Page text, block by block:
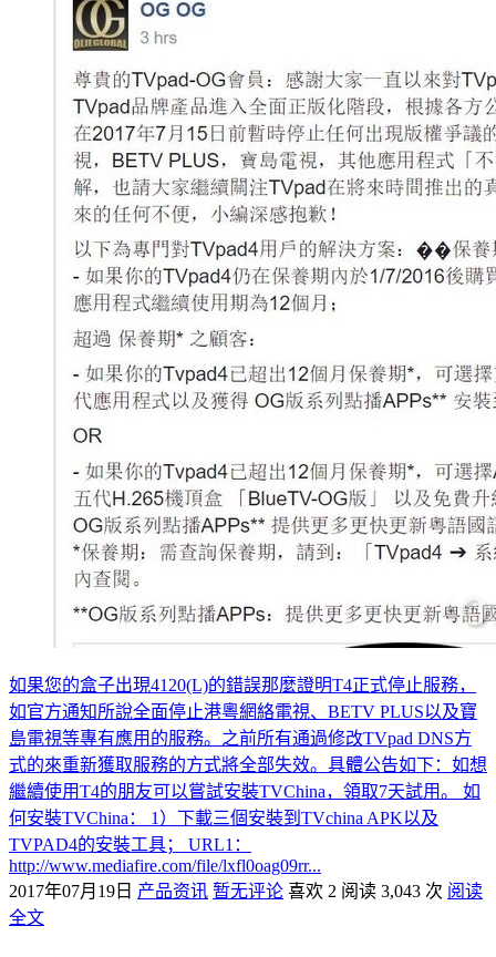
如果您的盒子出現4120(L)的錯誤那麼證明T4正式停止服務，
如官方通知所說全面停止港粵網絡電視、BETV PLUS以及寶
島電視等專有應用的服務。之前所有通過修改TVpad DNS方
式的來重新獲取服務的方式將全部失效。具體公告如下：如想
繼續使用T4的朋友可以嘗試安裝TVChina，領取7天試用。 如
何安裝TVChina： 1）下載三個安裝到TVchina APK以及
TVPAD4的安裝工具； URL1：
http://www.mediafire.com/file/lxfl0oag09rr...
2017年07月19日 产品资讯 暂无评论 喜欢 2 阅读 3,043 次 阅读
全文